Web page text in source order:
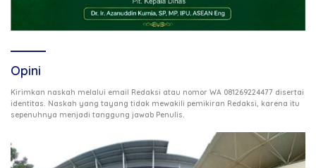
Opini
Kirimkan naskah melalui email Redaksi atau nomor WA 081269224477 disertai
identitas. Naskah yang tayang tidak mewakili pemikiran Redaksi, karena itu
sepenuhnya menjadi tanggung jawab Penulis